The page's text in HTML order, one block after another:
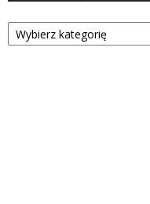
Kategorie